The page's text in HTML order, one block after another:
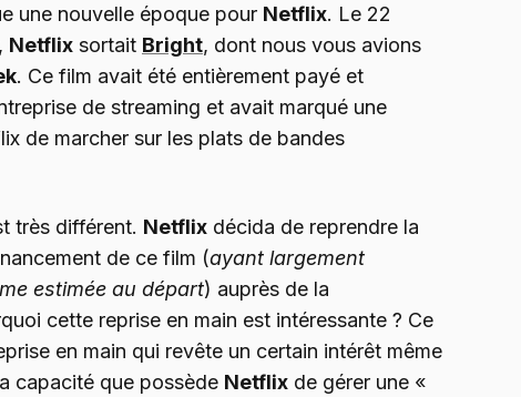
une nouvelle époque pour Netflix. Le 22
Netflix sortait Bright, dont nous vous avions
. Ce film avait été entièrement payé et
de streaming et avait marqué une
de marcher sur les plats de bandes
très différent. Netflix décida de reprendre la
de ce film (ayant largement
estimée au départ) auprès de la
cette reprise en main est intéressante ? Ce
en main qui revête un certain intérêt même
capacité que possède Netflix de gérer une «